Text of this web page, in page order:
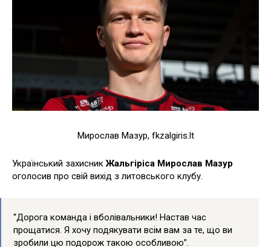
Мирослав Мазур, fkzalgiris.lt
Український захисник Жальгіріса Мирослав Мазур
оголосив про свій вихід з литовського клубу.
“Дорога команда і вболівальники! Настав час
прощатися. Я хочу подякувати всім вам за те, що ви
зробили цю подорож такою особливою”.